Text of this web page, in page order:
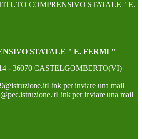
COMPRENSIVO STATALE " E.
STATALE " E. FERMI "
- 36070 CASTELGOMBERTO(VI)
Link per inviare una mail
Link per inviare una mail